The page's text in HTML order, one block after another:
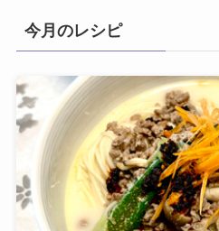
今月のレシピ